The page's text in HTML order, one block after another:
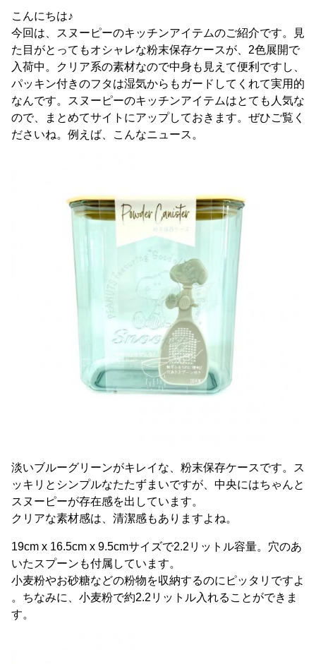
こんにちは♪
今回は、スヌーピーのキッチンアイテムのご紹介です。見
た目がとってもオシャレな粉末保存ケースが、2色展開で
入荷中。クリア系の素材なので中身も見えて便利ですし、
パッキン付きのフタは湿気からもガードしてくれて実用的
なんです。スヌーピーのキッチンアイテムはとても人気な
ので、まとめてサイトにアップしておきます。ぜひご覧く
ださいね。例えば、こんなニュース。
淡いブルーグリーンがキレイな、粉末保存ケースです。ス
ッキリとシンプルなたたずまいですが、中央にはちゃんと
スヌーピーが存在感を出しています。
クリアな素材感は、清潔感もありますよね。
19cm x 16.5cm x 9.5cmサイズで2.2リットル容量。穴のあ
いたスプーンも付属しています。
小麦粉やお砂糖などの粉物を収納するのにピッタリですよ
。ちなみに、小麦粉で約2.2リットル入れることができま
す。